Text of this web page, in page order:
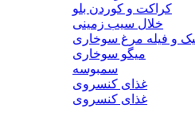
کراکت و کوردن بلو
خلال سیب زمینی
و فیله مرغ سوخاری
میگو سوخاری
سمبوسه
غذای کنسروی
غذای کنسروی